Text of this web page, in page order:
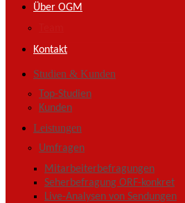
Über OGM
Kontakt
Studien & Kunden
Top-Studien
Kunden
Leistungen
Umfragen
Mitarbeiterbefragungen
Seherbefragung ORF-konkret
Live-Analysen von Sendungen